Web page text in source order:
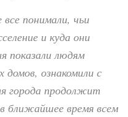
понимали, чьи
и куда они
показали людям
домов, ознакомили с
города продолжит
ближайшее время всем